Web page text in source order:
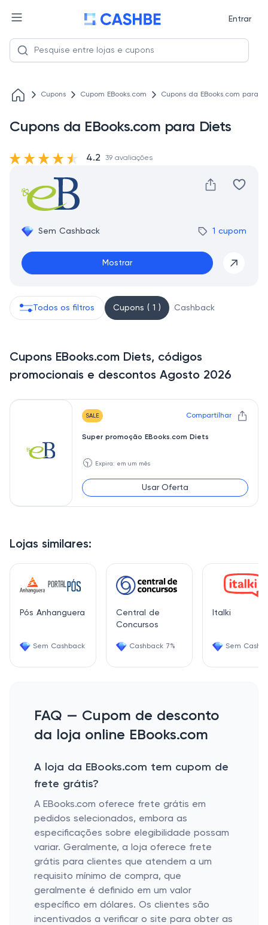
Entrar
Cupons Cupom EBooks.com Cupons da EBooks.com para
Cupons da EBooks.com para Diets
Sem Cashback 1 cupom
Mostrar
4.2 39 avaliações
Lojas similares:
Pós Anhanguera
Sem Cashback
Central de
Concursos
Cashback 7%
Italki
Sem
Todos os filtros Cupons ( 1 ) Cashback
Cupons EBooks.com Diets, códigos
promocionais e descontos Agosto 2026
SALE Compartilhar
Super promoção EBooks.com Diets
🕥 Expira: em um mês
Usar Oferta
FAQ — Cupom de desconto
da loja online EBooks.com
A loja da EBooks.com tem cupom de
frete grátis?
A EBooks.com oferece frete grátis em
pedidos selecionados, embora as
especificações sobre elegibilidade possam
variar. Geralmente, a loja oferece frete
grátis para clientes que atendem a um
requisito mínimo de compra, que
geralmente é definido em um valor
específico em dólares. Os clientes são
incentivados a verificar o site para obter as